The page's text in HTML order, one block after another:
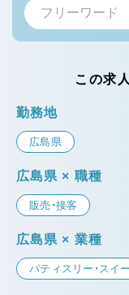
この求
勤務地
広島県
広島県 × 職種
販売・接客
広島県 × 業種
パティスリー・スイ